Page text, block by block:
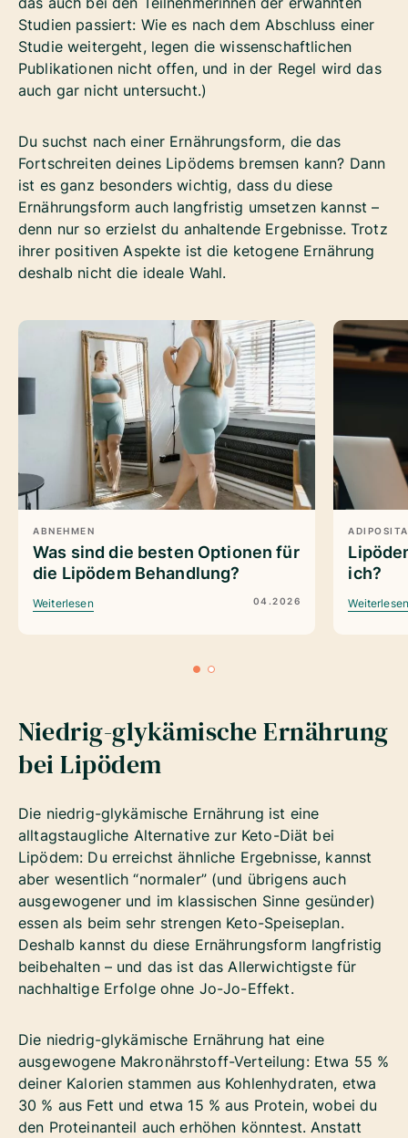
Studien passiert: Wie es nach dem Abschluss einer
Studie weitergeht, legen die wissenschaftlichen
Publikationen nicht offen, und in der Regel wird das
auch gar nicht untersucht.)
Du suchst nach einer Ernährungsform, die das
Fortschreiten deines Lipödems bremsen kann? Dann
ist es ganz besonders wichtig, dass du diese
Ernährungsform auch langfristig umsetzen kannst –
denn nur so erzielst du anhaltende Ergebnisse. Trotz
ihrer positiven Aspekte ist die ketogene Ernährung
deshalb nicht die ideale Wahl.
ABNEHMEN
Was sind die besten Optionen für
die Lipödem Behandlung?
Weiterlesen 04.2026
ich?
Niedrig-glykämische Ernährung
bei Lipödem
Die niedrig-glykämische Ernährung ist eine
alltagstaugliche Alternative zur Keto-Diät bei
Lipödem: Du erreichst ähnliche Ergebnisse, kannst
aber wesentlich “normaler” (und übrigens auch
ausgewogener und im klassischen Sinne gesünder)
essen als beim sehr strengen Keto-Speiseplan.
Deshalb kannst du diese Ernährungsform langfristig
beibehalten – und das ist das Allerwichtigste für
nachhaltige Erfolge ohne Jo-Jo-Effekt.
Die niedrig-glykämische Ernährung hat eine
ausgewogene Makronährstoff-Verteilung: Etwa 55 %
deiner Kalorien stammen aus Kohlenhydraten, etwa
30 % aus Fett und etwa 15 % aus Protein, wobei du
den Proteinanteil auch erhöhen könntest. Anstatt